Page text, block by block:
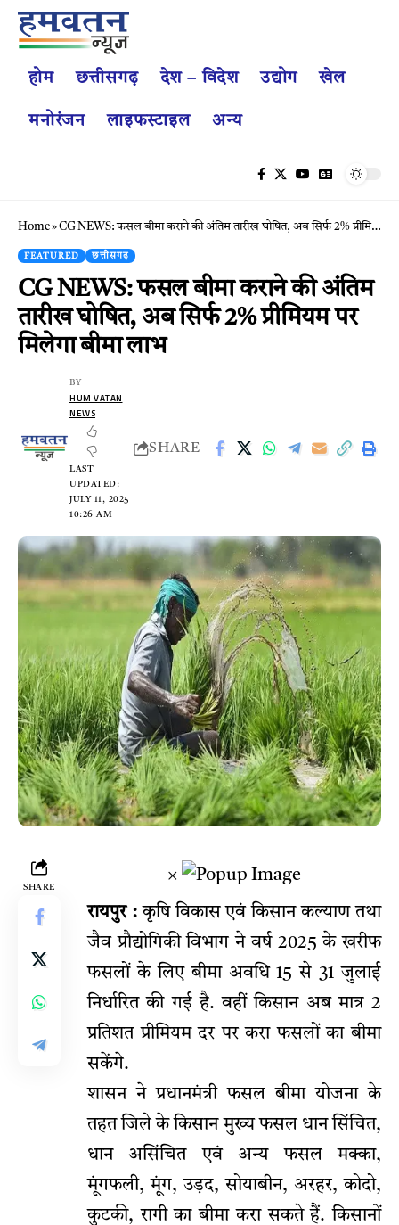
होम छत्तीसगढ़ देश – विदेश उद्योग खेल
मनोरंजन लाइफस्टाइल अन्य
Home»CG NEWS: फसल बीमा कराने की अंतिम तारीख घोषित, अब सिर्फ 2% प्रीमियम पर मिलेगा बीमा लाभ
FEATURED छत्तीसगढ़
CG NEWS: फसल बीमा कराने की अंतिम
तारीख घोषित, अब सिर्फ 2% प्रीमियम पर
मिलेगा बीमा लाभ
LAST
UPDATED:
JULY 11, 2025
10:26 AM
BY
HUM VATAN
NEWS
SHARE
SHARE
×
रायपुर :कृषि विकास एवं किसान कल्याण तथा
जैव प्रौद्योगिकी विभाग ने वर्ष 2025 के खरीफ
फसलों के लिए बीमा अवधि 15 से 31 जुलाई
निर्धारित की गई है. वहीं किसान अब मात्र 2
प्रतिशत प्रीमियम दर पर करा फसलों का बीमा
सकेंगे.
शासन ने प्रधानमंत्री फसल बीमा योजना के
तहत जिले के किसान मुख्य फसल धान सिंचित,
धान असिंचित एवं अन्य फसल मक्का,
मूंगफली, मूंग, उड़द, सोयाबीन, अरहर, कोदो,
कुटकी, रागी का बीमा करा सकते हैं. किसानों